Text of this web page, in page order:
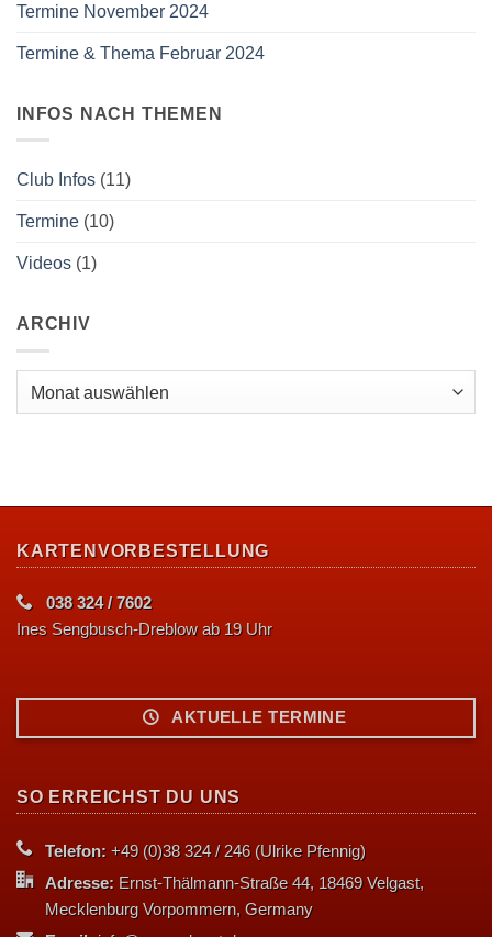
Termine November 2024
Termine & Thema Februar 2024
INFOS NACH THEMEN
Club Infos (11)
Termine (10)
Videos (1)
ARCHIV
SO ERREICHST DU UNS
Telefon: +49 (0)38 324 / 246 (Ulrike Pfennig)
Adresse: Ernst-Thälmann-Straße 44, 18469 Velgast,
Mecklenburg Vorpommern, Germany
KARTENVORBESTELLUNG
038 324 / 7602
Ines Sengbusch-Dreblow ab 19 Uhr
AKTUELLE TERMINE